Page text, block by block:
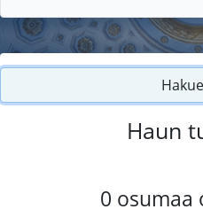
Haun
0 osumaa